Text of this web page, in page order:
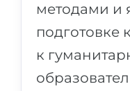
методами и
подготовке
к